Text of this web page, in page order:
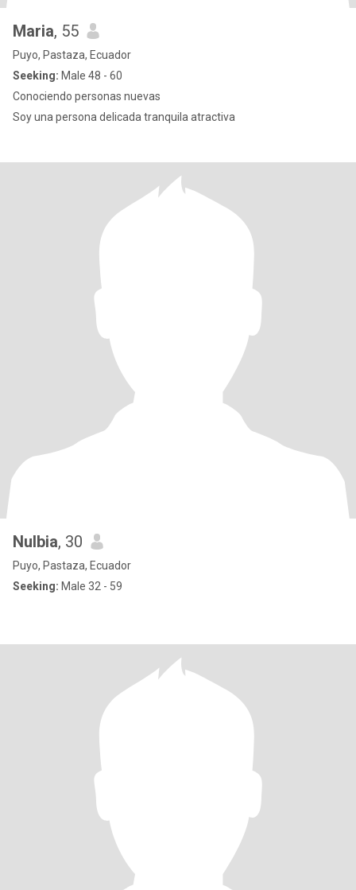
Maria, 55
Puyo, Pastaza, Ecuador
Seeking: Male 48 - 60
Conociendo personas nuevas
Soy una persona delicada tranquila atractiva
Nulbia, 30
Puyo, Pastaza, Ecuador
Seeking: Male 32 - 59